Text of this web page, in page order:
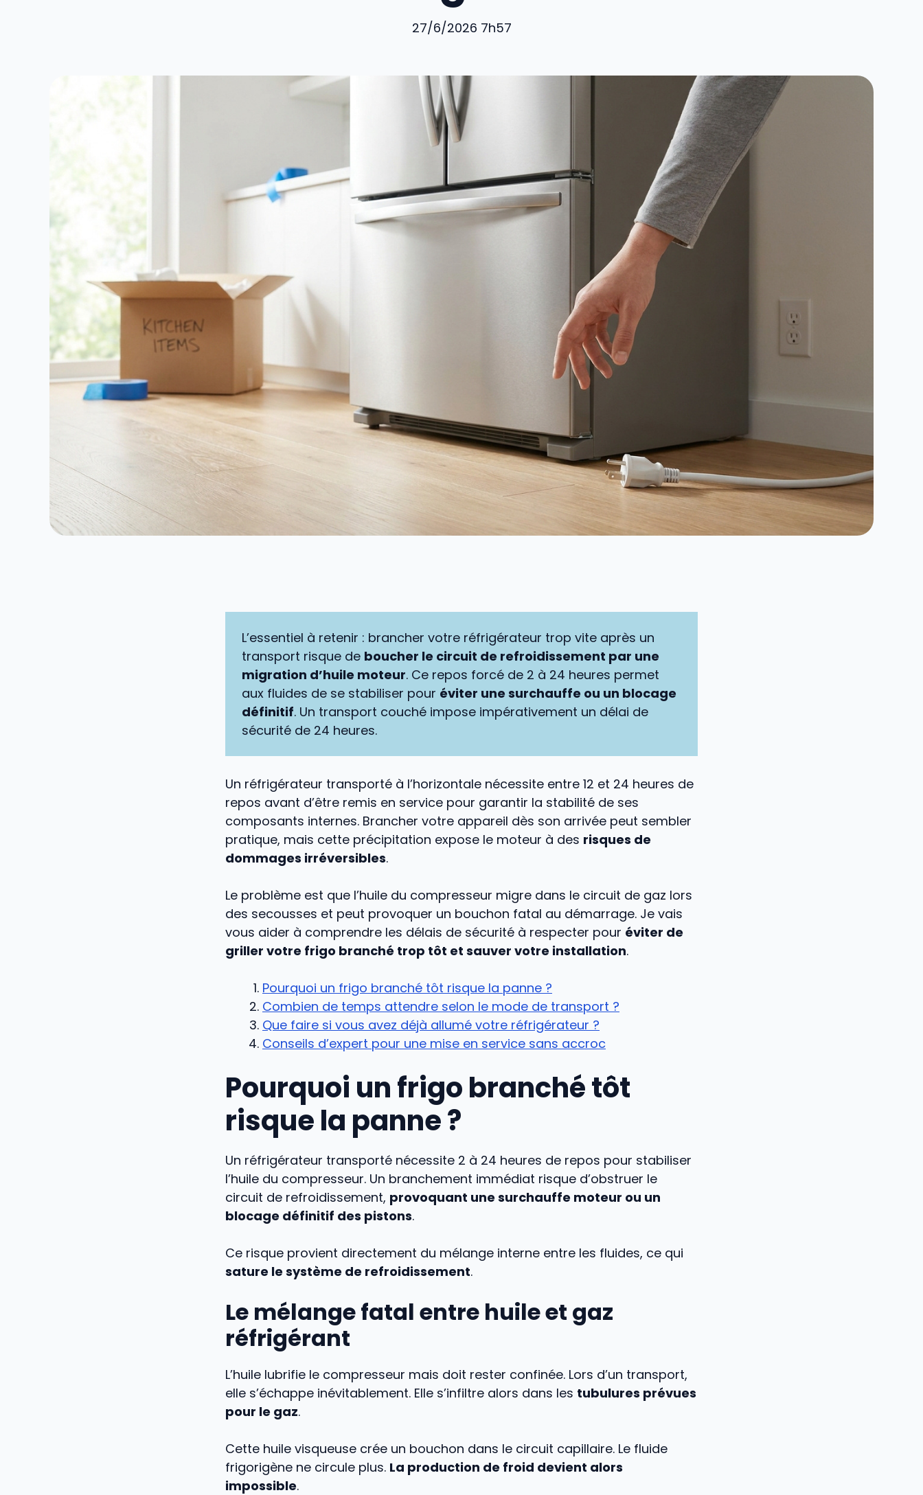
27/6/2026 7h57
L’essentiel à retenir : brancher votre réfrigérateur trop vite après un
transport risque de boucher le circuit de refroidissement par une
migration d’huile moteur. Ce repos forcé de 2 à 24 heures permet
aux fluides de se stabiliser pour éviter une surchauffe ou un blocage
définitif. Un transport couché impose impérativement un délai de
sécurité de 24 heures.
Un réfrigérateur transporté à l’horizontale nécessite entre 12 et 24 heures de
repos avant d’être remis en service pour garantir la stabilité de ses
composants internes. Brancher votre appareil dès son arrivée peut sembler
pratique, mais cette précipitation expose le moteur à des risques de
dommages irréversibles.
Le problème est que l’huile du compresseur migre dans le circuit de gaz lors
des secousses et peut provoquer un bouchon fatal au démarrage. Je vais
vous aider à comprendre les délais de sécurité à respecter pour éviter de
griller votre frigo branché trop tôt et sauver votre installation.
Pourquoi un frigo branché tôt risque la panne ?
Combien de temps attendre selon le mode de transport ?
Que faire si vous avez déjà allumé votre réfrigérateur ?
Conseils d’expert pour une mise en service sans accroc
Pourquoi un frigo branché tôt
risque la panne ?
Un réfrigérateur transporté nécessite 2 à 24 heures de repos pour stabiliser
l’huile du compresseur. Un branchement immédiat risque d’obstruer le
circuit de refroidissement, provoquant une surchauffe moteur ou un
blocage définitif des pistons.
Ce risque provient directement du mélange interne entre les fluides, ce qui
sature le système de refroidissement.
Le mélange fatal entre huile et gaz
réfrigérant
L’huile lubrifie le compresseur mais doit rester confinée. Lors d’un transport,
elle s’échappe inévitablement. Elle s’infiltre alors dans les tubulures prévues
pour le gaz.
Cette huile visqueuse crée un bouchon dans le circuit capillaire. Le fluide
frigorigène ne circule plus. La production de froid devient alors
impossible.